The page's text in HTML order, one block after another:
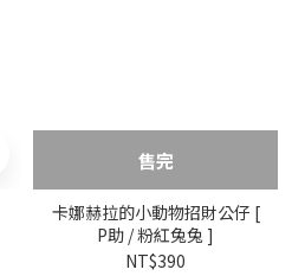
售完
卡娜赫拉的小動物招財公仔 [
P助 / 粉紅兔兔 ]
NT$390